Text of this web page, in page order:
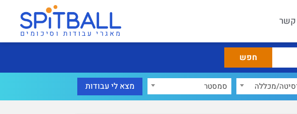
קשר
מאגרי עבודות וסיכומים
מכללה סמסטר